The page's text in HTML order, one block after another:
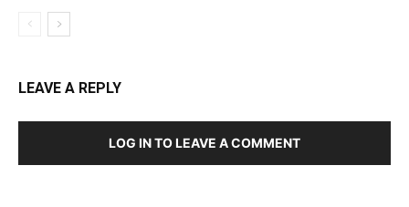
LEAVE A REPLY
LOG IN TO LEAVE A COMMENT